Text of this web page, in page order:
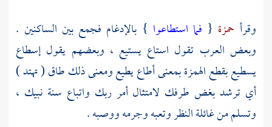
وقرأ حمزة { فما استطاعوا } بالإدغام فجمع بين الساكنين .
وبعض العرب تقول استاع يستيع ، وبعضهم يقول إسطاع
يسطيع بقطع الهمزة بمعنى أطاع يطيع ومعنى ذلك طاق ( تهتد )
أي ترشد بغض طرفك لامتثال أمر ربك واتباع سنة نبيك ،
وتسلم من غائلة النظر وتعبه وجرمه ووصبه .